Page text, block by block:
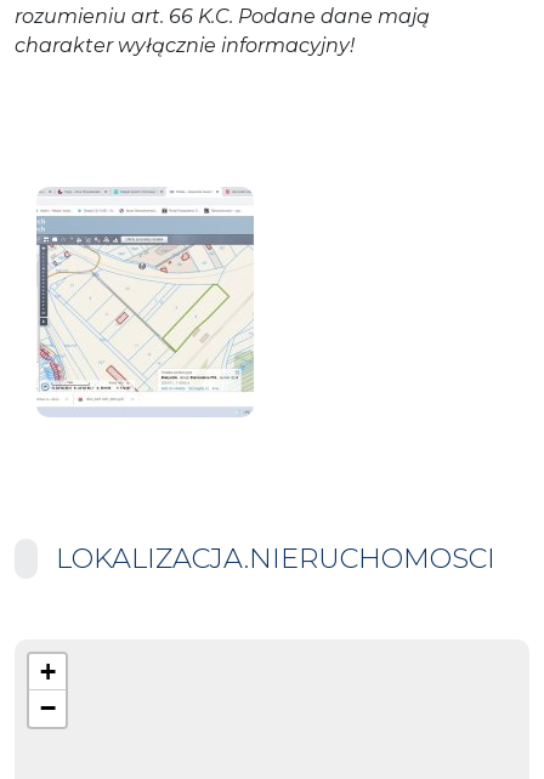
rozumieniu art. 66 K.C. Podane dane mają
charakter wyłącznie informacyjny!
LOKALIZACJA.NIERUCHOMOSCI
+
−